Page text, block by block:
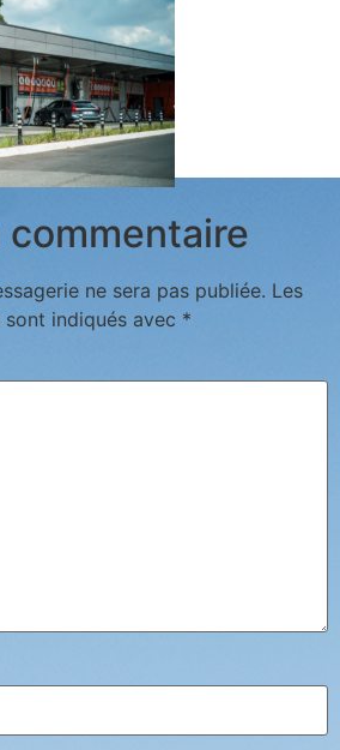
commentaire
ne sera pas publiée. Les
indiqués avec *